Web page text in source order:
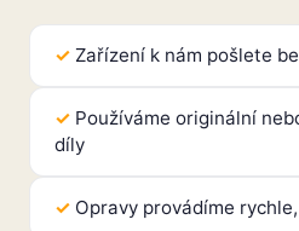
Zařízení k nám pošlete
Používáme originální
díly
Opravy provádíme